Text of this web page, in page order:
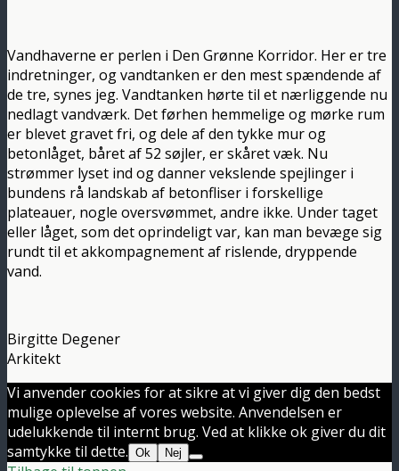
Vandhaverne er perlen i Den Grønne Korridor. Her er tre
indretninger, og vandtanken er den mest spændende af
de tre, synes jeg. Vandtanken hørte til et nærliggende nu
nedlagt vandværk. Det førhen hemmelige og mørke rum
er blevet gravet fri, og dele af den tykke mur og
betonlåget, båret af 52 søjler, er skåret væk. Nu
strømmer lyset ind og danner vekslende spejlinger i
bundens rå landskab af betonfliser i forskellige
plateauer, nogle oversvømmet, andre ikke. Under taget
eller låget, som det oprindeligt var, kan man bevæge sig
rundt til et akkompagnement af rislende, dryppende
vand.
Birgitte Degener
Arkitekt
Vi anvender cookies for at sikre at vi giver dig den bedst
mulige oplevelse af vores website. Anvendelsen er
udelukkende til internt brug. Ved at klikke ok giver du dit
samtykke til dette. Ok Nej